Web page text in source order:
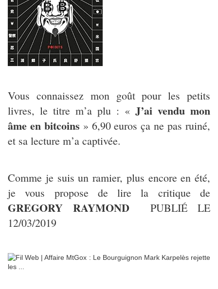
Vous connaissez mon goût pour les petits
livres, le titre m’a plu : «J’ai vendu mon
âme en bitcoins » 6,90 euros ça ne pas ruiné,
et sa lecture m’a captivée.
Comme je suis un ramier, plus encore en été,
je vous propose de lire la critique de
GREGORY RAYMOND PUBLIÉ LE
12/03/2019